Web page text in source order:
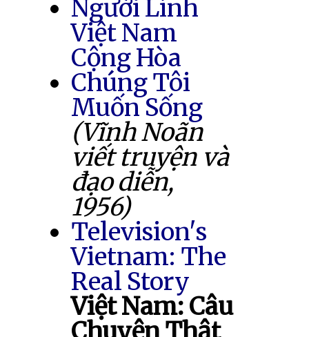
Người Lính
Việt Nam
Cộng Hòa
Chúng Tôi
Muốn Sống
(Vĩnh Noãn
viết truyện và
đạo diễn,
1956)
Television's
Vietnam: The
Real Story
Việt Nam: Câu